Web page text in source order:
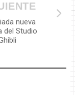
nueva
del Studio